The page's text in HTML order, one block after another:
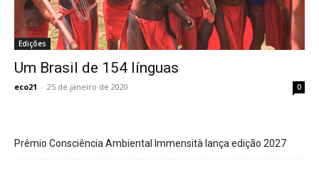
Edições
Um Brasil de 154 línguas
eco21 - 25 de janeiro de 2020 0
Prêmio Consciência Ambiental Immensità lança edição 2027